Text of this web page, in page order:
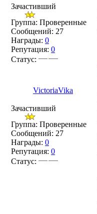
Зачастивший
Группа: Проверенные
Сообщений: 27
Награды: 0
Репутация: 0
Статус:
VictoriaVika
Зачастивший
Группа: Проверенные
Сообщений: 27
Награды: 0
Репутация: 0
Статус: